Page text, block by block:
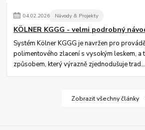
04.02.2026 Návody & Projekty
KÖLNER KGGG - velmi podrobný
Systém Kölner KGGG je navržen pro
polimentového zlacení s vysokým leskem, a
způsobem, který výrazně zjednodušuje
Zobrazit všechny články